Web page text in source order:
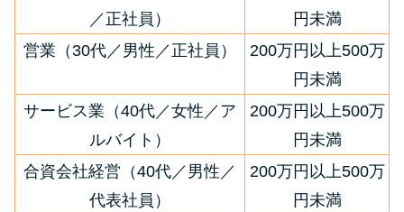
アコムとレイクどっちがいい
の？ カードローンの選び方を徹
プロミスの返済方法を徹底解
説！ もっとも便利でお得な返済
方法はどれ？
／正社員）
円未満
営業（30代／男性／正社員）
200万円以上500万
円未満
サービス業（40代／女性／ア
ルバイト）
200万円以上500万
円未満
合資会社経営（40代／男性／
代表社員）
200万円以上500万
円未満